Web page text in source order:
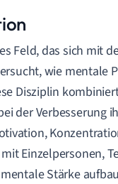
Feld, das sich mit
wie mentale
Disziplin
der Verbesserung
Einzelpersonen,
Stärke